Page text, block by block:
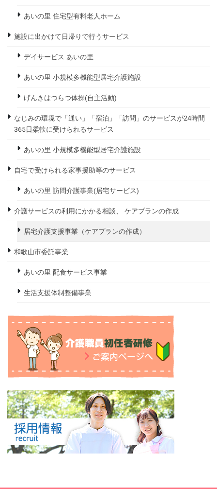
あいの里 住宅型有料老人ホーム
施設に出かけて日帰りで行うサービス
デイサービス あいの里
あいの里 小規模多機能型居宅介護施設
げんきはつらつ体操(自主活動)
なじみの環境で「通い」「宿泊」「訪問」のサービスが24時間
365日柔軟に受けられるサービス
あいの里 小規模多機能型居宅介護施設
自宅で受けられる家事援助等のサービス
あいの里 訪問介護事業(居宅サービス)
介護サービスの利用にかかる相談、 ケアプランの作成
居宅介護支援事業（ケアプランの作成）
和歌山市委託事業
あいの里 配食サービス事業
生活支援体制整備事業